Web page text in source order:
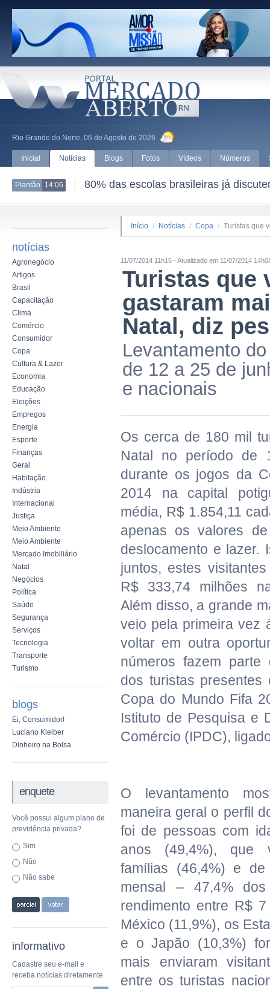
Rio Grande do Norte, 06 de Agosto de 2026
Inicial Notícias Blogs Fotos Vídeos Números
Plantão 14:06 80% das escolas brasileiras já
notícias
Agronegócio
Artigos
Brasil
Capacitação
Clima
Comércio
Consumidor
Copa
Cultura & Lazer
Economia
Educação
Eleições
Empregos
Energia
Esporte
Finanças
Geral
Habitação
Indústria
Internacional
Justiça
Meio Ambiente
Meio Ambiente
Mercado Imobiliário
Natal
Negócios
Política
Saúde
Segurança
Serviços
Tecnologia
Transporte
Turismo
blogs
Ei, Consumidor!
Luciano Kleiber
Dinheiro na Bolsa
enquete
Você possui algum plano de
previdência privada?
Sim
Não
Não sabe
informativo
Cadastre seu e-mail e
receba notícias diretamente
Início / Notícias / Copa / Turistas que
11/07/2014 11h15 - Atualizado em 11/07/2014
Turistas que
gastaram
Natal, diz
Levantamento
de 12 a 25 de
e nacionais
Os cerca de 180 mil
Natal no período de
durante os jogos da
2014 na capital
média, R$ 1.854,11
apenas os valores
deslocamento e lazer.
juntos, estes
R$ 333,74 milhões
Além disso, a grande
veio pela primeira vez
voltar em outra
números fazem parte
dos turistas
Copa do Mundo Fifa
Istituto de Pesquisa e
Comércio (IPDC),
O levantamento
maneira geral o perfil
foi de pessoas com
anos (49,4%), que
famílias (46,4%) e
mensal – 47,4% dos
rendimento entre R$
México (11,9%), os
e o Japão (10,3%)
mais enviaram
entre os turistas